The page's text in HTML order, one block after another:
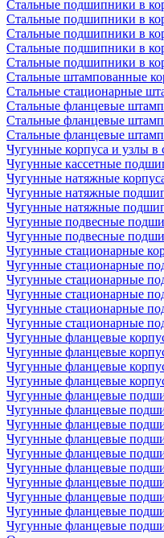
Стальные подшипники в
Стальные подшипники в
Стальные подшипники в
Стальные подшипники в
Стальные подшипники в
Стальные штампованные
Стальные стационарные
Стальные фланцевые
Стальные фланцевые
Стальные фланцевые
Чугунные корпуса и узлы в
Чугунные кассетные
Чугунные натяжные
Чугунные натяжные
Чугунные натяжные
Чугунные подвесные
Чугунные подвесные
Чугунные стационарные
Чугунные стационарные
Чугунные стационарные
Чугунные стационарные
Чугунные стационарные
Чугунные стационарные
Чугунные фланцевые
Чугунные фланцевые
Чугунные фланцевые
Чугунные фланцевые
Чугунные фланцевые
Чугунные фланцевые
Чугунные фланцевые
Чугунные фланцевые
Чугунные фланцевые
Чугунные фланцевые
Чугунные фланцевые
Чугунные фланцевые
Чугунные фланцевые
Чугунные фланцевые